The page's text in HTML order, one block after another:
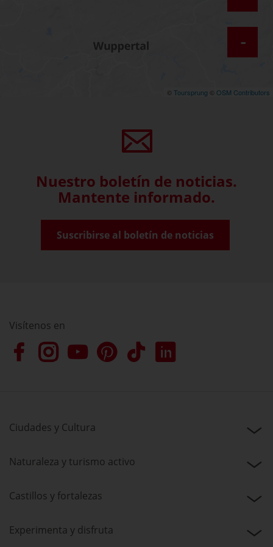
-
© Toursprung © OSM Contributors
Nuestro boletín de noticias.
Mantente informado.
Suscribirse al boletín de noticias
Visítenos en
Ciudades y Cultura
Naturaleza y turismo activo
Castillos y fortalezas
Experimenta y disfruta